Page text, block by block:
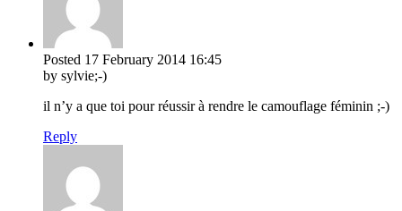
Posted 17 February 2014 16:45
by sylvie;-)
il n’y a que toi pour réussir à rendre le camouflage féminin ;-)
Reply